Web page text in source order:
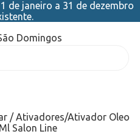
de janeiro a 31 de dezembro
/ Ativadores/Ativador Oleo
Salon Line